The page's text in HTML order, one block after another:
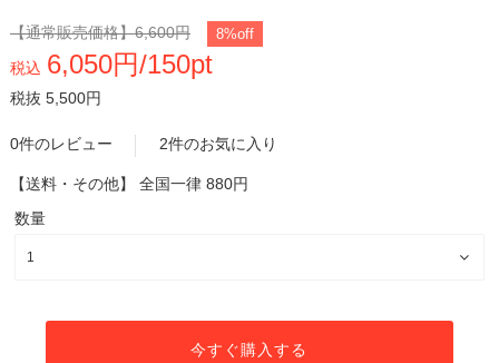
【通常販売価格】6,600円 8%off
税込 6,050円/150pt
税抜 5,500円
0件のレビュー 2件のお気に入り
【送料・その他】 全国一律 880円
数量
今すぐ購入する